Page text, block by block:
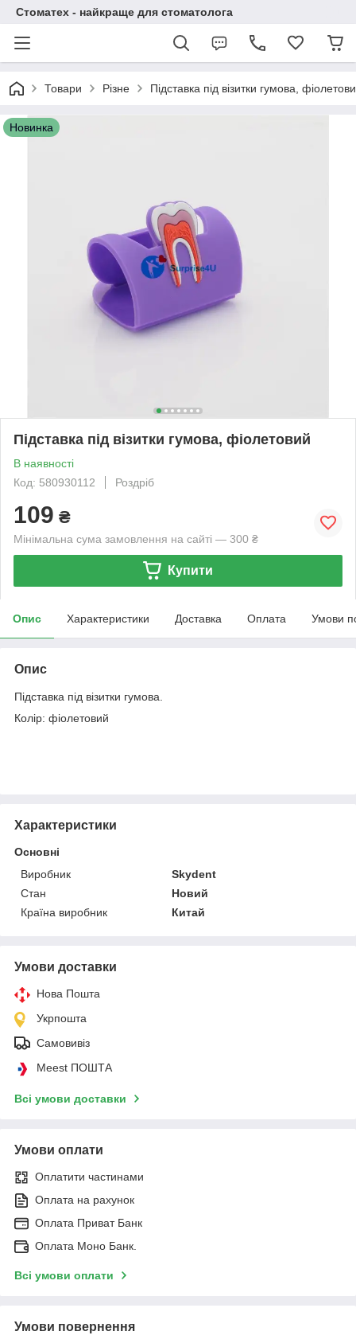
Стоматех - найкраще для стоматолога
Товари Різне Підставка під візитки гумова,
Новинка
Підставка під візитки гумова, фіолетовий
В наявності
Код: 580930112
Роздріб
109 ₴
Мінімальна сума замовлення на сайті — 300 ₴
Купити
Опис Характеристики Доставка Оплата Умови
Опис
Підставка під візитки гумова.
Колір: фіолетовий
Характеристики
Основні
Виробник
Skydent
Стан
Новий
Країна виробник
Китай
Умови доставки
Нова Пошта
Укрпошта
Самовивіз
Meest ПОШТА
Всі умови доставки
Умови оплати
Оплатити частинами
Оплата на рахунок
Оплата Приват Банк
Оплата Моно Банк.
Всі умови оплати
Умови повернення